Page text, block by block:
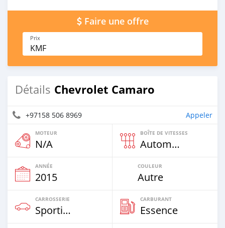
Faire une offre
Prix
KMF
Détails Chevrolet Camaro
+97158 506 8969 Appeler
MOTEUR
N/A
BOÎTE DE VITESSES
Automatique
ANNÉE
2015
COULEUR
Autre
CARROSSERIE
Sportive‒Coupé
CARBURANT
Essence